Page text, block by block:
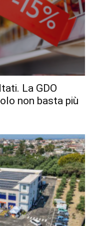
La GDO
non basta più